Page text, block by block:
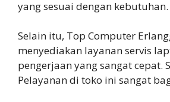
yang sesuai dengan kebutuhan.
Selain itu, Top Computer
menyediakan layanan servis
pengerjaan yang sangat cepat.
Pelayanan di toko ini sangat